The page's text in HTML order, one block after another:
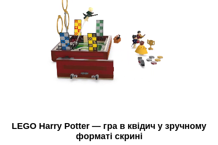
LEGO Harry Potter — гра в квідич у зручному
форматі скрині